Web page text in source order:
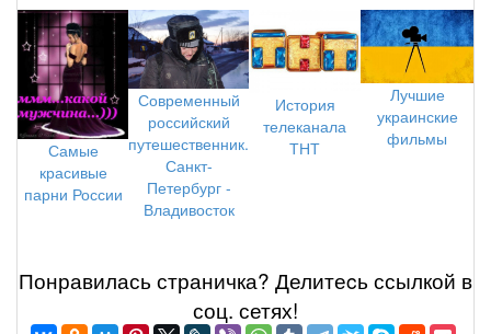
Самые
красивые
парни России
Современный
российский
путешественник.
Санкт-
Петербург -
Владивосток
История
телеканала
ТНТ
Лучшие
украинские
фильмы
Понравилась страничка? Делитеcь ссылкой в
соц. сетях!